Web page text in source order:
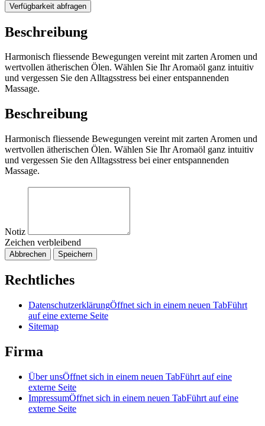
Verfügbarkeit abfragen
Beschreibung
Harmonisch fliessende Bewegungen vereint mit zarten Aromen und
wertvollen ätherischen Ölen. Wählen Sie Ihr Aromaöl ganz intuitiv
und vergessen Sie den Alltagsstress bei einer entspannenden
Massage.
Beschreibung
Harmonisch fliessende Bewegungen vereint mit zarten Aromen und
wertvollen ätherischen Ölen. Wählen Sie Ihr Aromaöl ganz intuitiv
und vergessen Sie den Alltagsstress bei einer entspannenden
Massage.
Notiz
Zeichen verbleibend
Abbrechen Speichern
Rechtliches
DatenschutzerklärungÖffnet sich in einem neuen TabFührt
auf eine externe Seite
Sitemap
Firma
Über unsÖffnet sich in einem neuen TabFührt auf eine
externe Seite
ImpressumÖffnet sich in einem neuen TabFührt auf eine
externe Seite